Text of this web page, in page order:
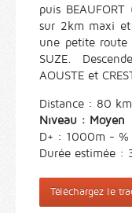
puis
sur 2km maxi et
une petite route
SUZE.
AOUSTE et
Distance : 80 km
Niveau : Moyen
D+ : 1000m - %
Durée estimée :
Téléchargez le